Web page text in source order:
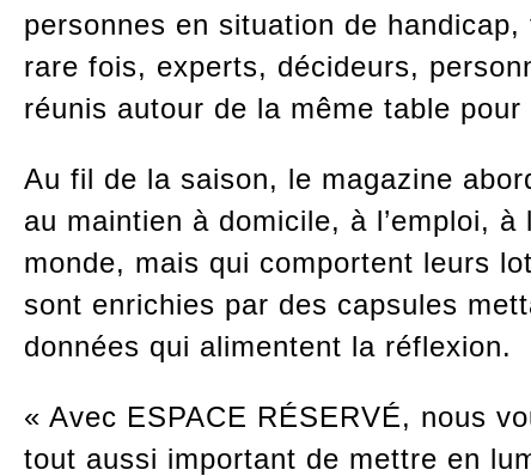
personnes en situation de
rare fois, experts, décideurs,
réunis autour de la même table
Au fil de la saison, le magazine
au maintien à domicile, à l’emploi,
monde, mais qui comportent leurs
sont enrichies par des capsules
données qui alimentent la réflexion.
« Avec ESPACE RÉSERVÉ, nous
tout aussi important de mettre en